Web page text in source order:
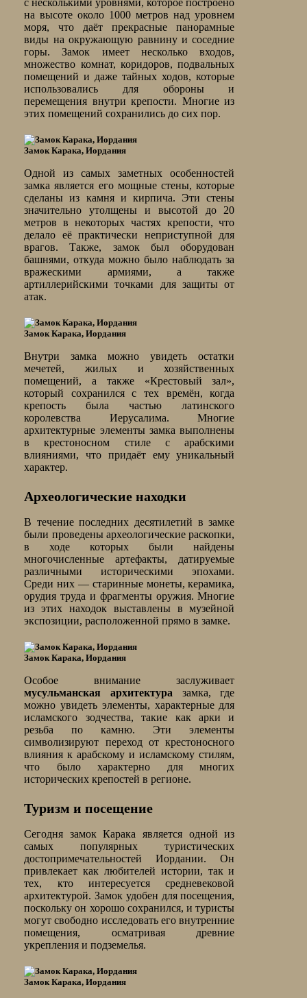
с несколькими уровнями, которое построено
на высоте около 1000 метров над уровнем
моря, что даёт прекрасные панорамные
виды на окружающую равнину и соседние
горы. Замок имеет несколько входов,
множество комнат, коридоров, подвальных
помещений и даже тайных ходов, которые
использовались для обороны и
перемещения внутри крепости. Многие из
этих помещений сохранились до сих пор.
Замок Карака, Иордания
Одной из самых заметных особенностей
замка является его мощные стены, которые
сделаны из камня и кирпича. Эти стены
значительно утолщены и высотой до 20
метров в некоторых частях крепости, что
делало её практически неприступной для
врагов. Также, замок был оборудован
башнями, откуда можно было наблюдать за
вражескими армиями, а также
артиллерийскими точками для защиты от
атак.
Замок Карака, Иордания
Внутри замка можно увидеть остатки
мечетей, жилых и хозяйственных
помещений, а также «Крестовый зал»,
который сохранился с тех времён, когда
крепость была частью латинского
королевства Иерусалима. Многие
архитектурные элементы замка выполнены
в крестоносном стиле с арабскими
влияниями, что придаёт ему уникальный
характер.
Археологические находки
В течение последних десятилетий в замке
были проведены археологические раскопки,
в ходе которых были найдены
многочисленные артефакты, датируемые
различными историческими эпохами.
Среди них — старинные монеты, керамика,
орудия труда и фрагменты оружия. Многие
из этих находок выставлены в музейной
экспозиции, расположенной прямо в замке.
Замок Карака, Иордания
Особое внимание заслуживает
мусульманская архитектура замка, где
можно увидеть элементы, характерные для
исламского зодчества, такие как арки и
резьба по камню. Эти элементы
символизируют переход от крестоносного
влияния к арабскому и исламскому стилям,
что было характерно для многих
исторических крепостей в регионе.
Туризм и посещение
Сегодня замок Карака является одной из
самых популярных туристических
достопримечательностей Иордании. Он
привлекает как любителей истории, так и
тех, кто интересуется средневековой
архитектурой. Замок удобен для посещения,
поскольку он хорошо сохранился, и туристы
могут свободно исследовать его внутренние
помещения, осматривая древние
укрепления и подземелья.
Замок Карака, Иордания